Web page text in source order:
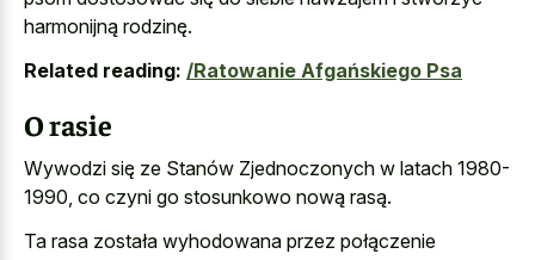
harmonijną rodzinę.
Related reading: /Ratowanie Afgańskiego Psa
O rasie
Wywodzi się ze Stanów Zjednoczonych w latach 1980-
1990, co czyni go stosunkowo nową rasą.
Ta rasa została wyhodowana przez połączenie